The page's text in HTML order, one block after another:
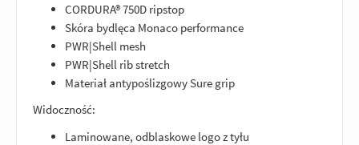
CORDURA® 750D ripstop
Skóra bydlęca Monaco performance
PWR|Shell mesh
PWR|Shell rib stretch
Materiał antypoślizgowy Sure grip
Widoczność:
Laminowane, odblaskowe logo z tyłu